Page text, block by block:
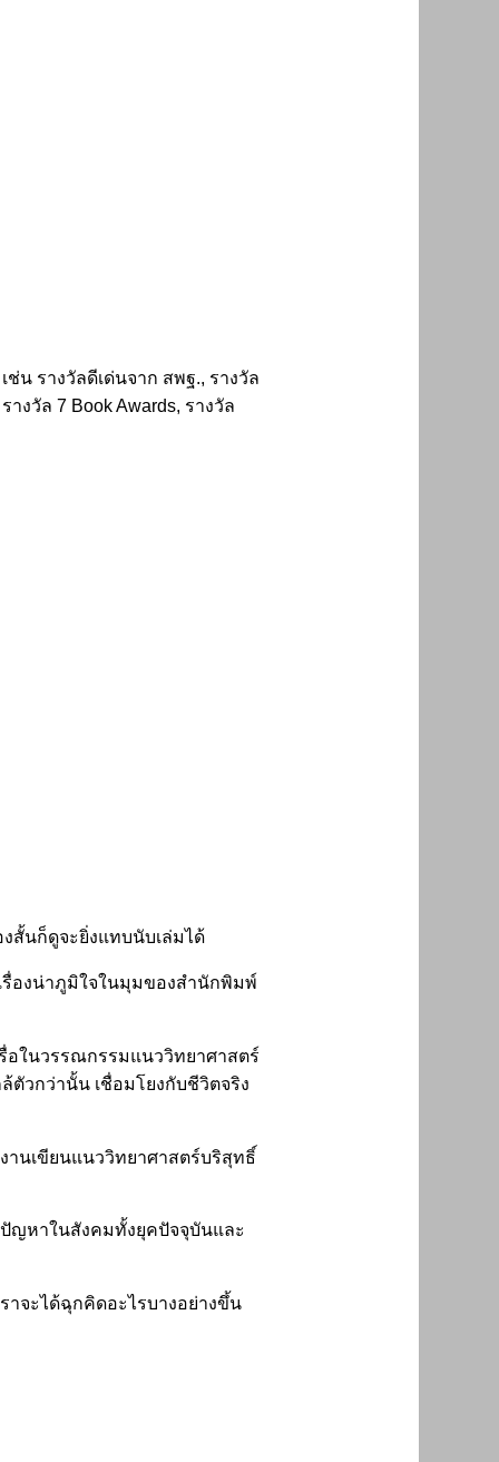
น รางวัลดีเด่นจาก สพฐ., รางวัล
งวัล 7 Book Awards, รางวัล
งสั้นก็ดูจะยิ่งแทบนับเล่มได้
รื่องน่าภูมิใจในมุมของสำนักพิมพ์
อในวรรณกรรมแนววิทยาศาสตร์
ตัวกว่านั้น เชื่อมโยงกับชีวิตจริง
านเขียนแนววิทยาศาสตร์บริสุทธิ์
ญหาในสังคมทั้งยุคปัจจุบันและ
จะได้ฉุกคิดอะไรบางอย่างขึ้น